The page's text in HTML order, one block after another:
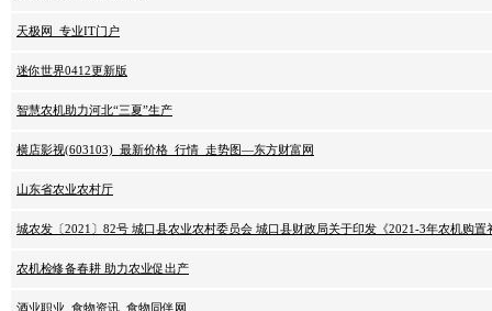
天极网_专业IT门户
迷你世界0412更新版
智慧农机助力河北“三夏”生产
横店影视(603103)_最新价格_行情_走势图—东方财富网
山东省农业农村厅
城农发〔2021〕82号 城口县农业农村委员会 城口县财政局关于印发《2021-3年农机购置
农机检修备春耕 助力农业促出产
酒业职业_食物资讯_食物同伴网